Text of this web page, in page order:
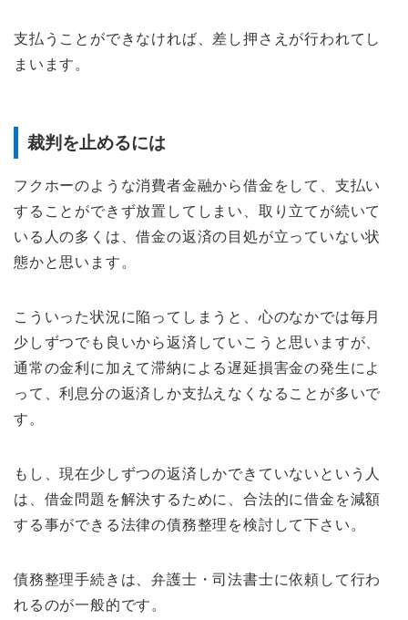
支払うことができなければ、差し押さえが行われてし
まいます。
裁判を止めるには
フクホーのような消費者金融から借金をして、支払い
することができず放置してしまい、取り立てが続いて
いる人の多くは、借金の返済の目処が立っていない状
態かと思います。
こういった状況に陥ってしまうと、心のなかでは毎月
少しずつでも良いから返済していこうと思いますが、
通常の金利に加えて滞納による遅延損害金の発生によ
って、利息分の返済しか支払えなくなることが多いで
す。
もし、現在少しずつの返済しかできていないという人
は、借金問題を解決するために、合法的に借金を減額
する事ができる法律の債務整理を検討して下さい。
債務整理手続きは、弁護士・司法書士に依頼して行わ
れるのが一般的です。